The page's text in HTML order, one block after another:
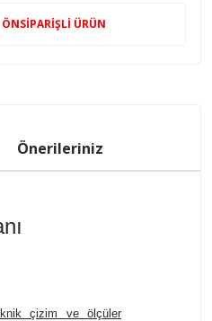
ÖNSİPARİŞLİ ÜRÜN
Önerileriniz
çizim ve ölçüler